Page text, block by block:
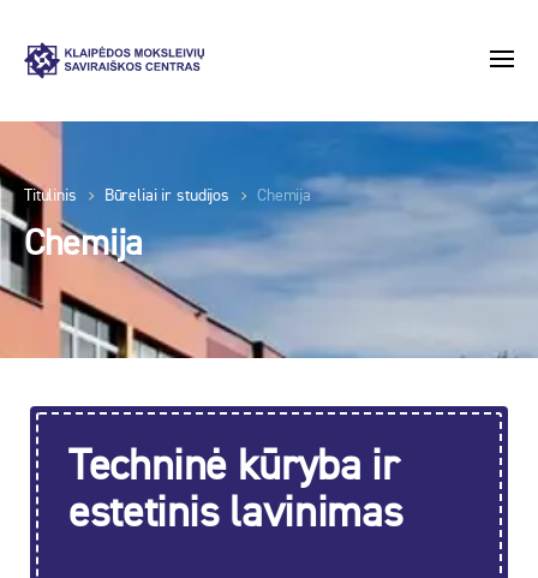
Titulinis Būreliai ir studijos Chemija
Chemija
Techninė kūryba ir
estetinis lavinimas